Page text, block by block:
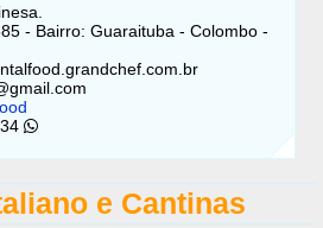
- Bairro: Guaraituba - Colombo -
e Cantinas